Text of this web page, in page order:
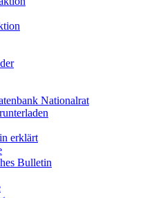
Nationalrat
erklärt
Bulletin